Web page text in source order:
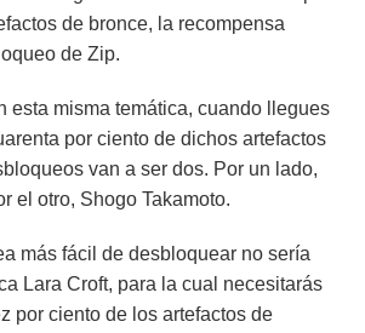
de bronce, la recompensa
de Zip.
esta misma temática, cuando llegues
por ciento de dichos artefactos
van a ser dos. Por un lado,
el otro, Shogo Takamoto.
más fácil de desbloquear no sería
Lara Croft, para la cual necesitarás
por ciento de los artefactos de